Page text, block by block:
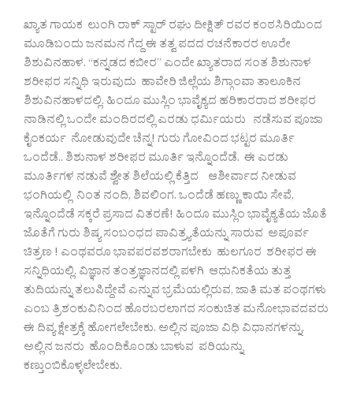
ಖ್ಯಾತ ಗಾಯಕ ಲುಂಗಿ ರಾಕ್ ಸ್ಟಾರ್ ರಘು ದೀಕ್ಷಿತ್ ರವರ ಕಂಠಸಿರಿಯಿಂದ
ಮೂಡಿಬಂದು ಜನಮನ ಗೆದ್ದ ಈ ತತ್ವ ಪದದ ರಚನೆಕಾರರ ಊರೇ
ಶಿಶುವಿನಹಾಳ. “ಕನ್ನಡದ ಕಬೀರ” ಎಂದೇ ಖ್ಯಾತರಾದ ಸಂತ ಶಿಶುನಾಳ
ಶರೀಫರ ಸನ್ನಿಧಿ ಇರುವುದು ಹಾವೇರಿ ಜಿಲ್ಲೆಯ ಶಿಗ್ಗಾಂವಾ ತಾಲೂಕಿನ
ಶಿಶುವಿನಹಾಳದಲ್ಲಿ. ಹಿಂದೂ ಮುಸ್ಲಿಂ ಭಾವೈಕ್ಯದ ಹರಿಕಾರರಾದ ಶರೀಫರ
ನಾಡಿನಲ್ಲಿ ಒಂದೇ ಮಂದಿರದಲ್ಲಿ ಎರಡು ಧರ್ಮಿಯರು ನಡೆಸುವ ಪೂಜಾ
ಕೈಂಕರ್ಯ ನೋಡುವುದೇ ಚೆನ್ನ! ಗುರು ಗೋವಿಂದ ಭಟ್ಟರ ಮೂರ್ತಿ
ಒಂದೆಡೆ.. ಶಿಶುನಾಳ ಶರೀಫರ ಮೂರ್ತಿ ಇನ್ನೊಂದೆಡೆ. ಈ ಎರಡು
ಮೂರ್ತಿಗಳ ನಡುವೆ ಶ್ವೇತ ಶಿಲೆಯಲ್ಲಿ ಕೆತ್ತಿದ ಆಶೀರ್ವಾದ ನೀಡುವ
ಭಂಗಿಯಲ್ಲಿ ನಿಂತ ನಂದಿ, ಶಿವಲಿಂಗ. ಒಂದೆಡೆ ಹಣ್ಣು ಕಾಯಿ ಸೇವೆ,
ಇನ್ನೊಂದೆಡೆ ಸಕ್ಕರೆ ಪ್ರಸಾದ ವಿತರಣೆ! ಹಿಂದೂ ಮುಸ್ಲಿಂ ಭಾವೈಕ್ಯತೆಯ ಜೊತೆ
ಜೊತೆಗೆ ಗುರು ಶಿಷ್ಯ ಸಂಬಂಧದ ಪಾವಿತ್ರ್ಯತೆಯನ್ನು ಸಾರುವ ಅಪೂರ್ವ
ಚಿತ್ರಣ ! ಎಂಥವರೂ ಭಾವಪರವಶರಾಗಬೇಕು ಹುಲಗೂರ ಶರೀಫರ ಈ
ಸನ್ನಿಧಿಯಲ್ಲಿ. ವಿಜ್ಞಾನ ತಂತ್ರಜ್ಞಾನದಲ್ಲಿ ಪಳಗಿ ಆಧುನಿಕತೆಯ ತುತ್ತ
ತುದಿಯನ್ನು ತಲುಪಿದ್ದೇವೆ ಎನ್ನುವ ಭ್ರಮೆಯಲ್ಲಿರುವ, ಜಾತಿ ಮತ ಪಂಥಗಳು
ಎಂಬ ತ್ರಿಶಂಕುವಿನಿಂದ ಹೊರಬರಲಾಗದ ಸಂಕುಚಿತ ಮನೋಭಾವದವರು
ಈ ದಿವ್ಯ ಕ್ಷೇತ್ರಕ್ಕೆ ಹೋಗಲೇಬೇಕು. ಅಲ್ಲಿನ ಪೂಜಾ ವಿಧಿ ವಿಧಾನಗಳನ್ನು,
ಅಲ್ಲಿನ ಜನರು ಹೊಂದಿಕೊಂಡು ಬಾಳುವ ಪರಿಯನ್ನು
ಕಣ್ತುಂಬಿಕೊಳ್ಳಲೇಬೇಕು.